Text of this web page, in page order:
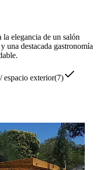
elegancia de un salón
una destacada gastronomía
espacio exterior(7)